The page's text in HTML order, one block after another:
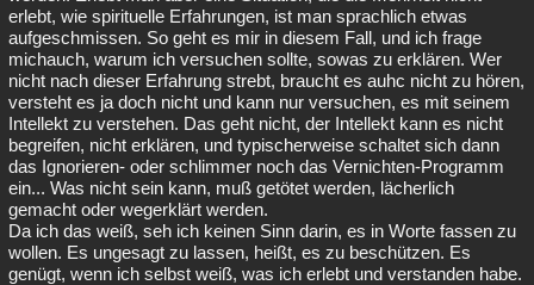
erlebt, wie spirituelle Erfahrungen, ist man sprachlich etwas
aufgeschmissen. So geht es mir in diesem Fall, und ich frage
michauch, warum ich versuchen sollte, sowas zu erklären. Wer
nicht nach dieser Erfahrung strebt, braucht es auhc nicht zu hören,
versteht es ja doch nicht und kann nur versuchen, es mit seinem
Intellekt zu verstehen. Das geht nicht, der Intellekt kann es nicht
begreifen, nicht erklären, und typischerweise schaltet sich dann
das Ignorieren- oder schlimmer noch das Vernichten-Programm
ein... Was nicht sein kann, muß getötet werden, lächerlich
gemacht oder wegerklärt werden.
Da ich das weiß, seh ich keinen Sinn darin, es in Worte fassen zu
wollen. Es ungesagt zu lassen, heißt, es zu beschützen. Es
genügt, wenn ich selbst weiß, was ich erlebt und verstanden habe.